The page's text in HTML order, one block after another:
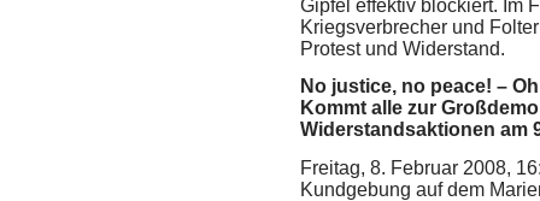
Gipfel effektiv blockiert. Im
Kriegsverbrecher und
Protest und Widerstand.
No justice, no peace! –
Kommt alle zur
Widerstandsaktionen am
Freitag, 8. Februar 2008,
Kundgebung auf dem